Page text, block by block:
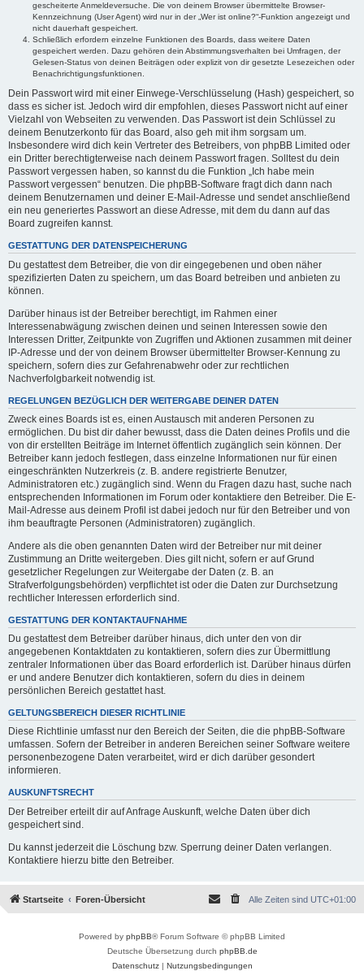
gescheiterte Anmeldeversuche. Die von deinem Browser übermittelte Browser-
Kennzeichnung (User Agent) wird nur in der „Wer ist online?“-Funktion angezeigt und
nicht dauerhaft gespeichert.
Schließlich erfordern einzelne Funktionen des Boards, dass weitere Daten
gespeichert werden. Dazu gehören dein Abstimmungsverhalten bei Umfragen, der
Gelesen-Status von deinen Beiträgen oder explizit von dir gesetzte Lesezeichen oder
Benachrichtigungsfunktionen.
Dein Passwort wird mit einer Einwege-Verschlüsselung (Hash) gespeichert, so
dass es sicher ist. Jedoch wird dir empfohlen, dieses Passwort nicht auf einer
Vielzahl von Webseiten zu verwenden. Das Passwort ist dein Schlüssel zu
deinem Benutzerkonto für das Board, also geh mit ihm sorgsam um.
Insbesondere wird dich kein Vertreter des Betreibers, von phpBB Limited oder
ein Dritter berechtigterweise nach deinem Passwort fragen. Solltest du dein
Passwort vergessen haben, so kannst du die Funktion „Ich habe mein
Passwort vergessen“ benutzen. Die phpBB-Software fragt dich dann nach
deinem Benutzernamen und deiner E-Mail-Adresse und sendet anschließend
ein neu generiertes Passwort an diese Adresse, mit dem du dann auf das
Board zugreifen kannst.
GESTATTUNG DER DATENSPEICHERUNG
Du gestattest dem Betreiber, die von dir eingegebenen und oben näher
spezifizierten Daten zu speichern, um das Board betreiben und anbieten zu
können.
Darüber hinaus ist der Betreiber berechtigt, im Rahmen einer
Interessenabwägung zwischen deinen und seinen Interessen sowie den
Interessen Dritter, Zeitpunkte von Zugriffen und Aktionen zusammen mit deiner
IP-Adresse und der von deinem Browser übermittelter Browser-Kennung zu
speichern, sofern dies zur Gefahrenabwehr oder zur rechtlichen
Nachverfolgbarkeit notwendig ist.
REGELUNGEN BEZÜGLICH DER WEITERGABE DEINER DATEN
Zweck eines Boards ist es, einen Austausch mit anderen Personen zu
ermöglichen. Du bist dir daher bewusst, dass die Daten deines Profils und die
von dir erstellten Beiträge im Internet öffentlich zugänglich sein können. Der
Betreiber kann jedoch festlegen, dass einzelne Informationen nur für einen
eingeschränkten Nutzerkreis (z. B. andere registrierte Benutzer,
Administratoren etc.) zugänglich sind. Wenn du Fragen dazu hast, suche nach
entsprechenden Informationen im Forum oder kontaktiere den Betreiber. Die E-
Mail-Adresse aus deinem Profil ist dabei jedoch nur für den Betreiber und von
ihm beauftragte Personen (Administratoren) zugänglich.
Andere als die oben genannten Daten wird der Betreiber nur mit deiner
Zustimmung an Dritte weitergeben. Dies gilt nicht, sofern er auf Grund
gesetzlicher Regelungen zur Weitergabe der Daten (z. B. an
Strafverfolgungsbehörden) verpflichtet ist oder die Daten zur Durchsetzung
rechtlicher Interessen erforderlich sind.
GESTATTUNG DER KONTAKTAUFNAHME
Du gestattest dem Betreiber darüber hinaus, dich unter den von dir
angegebenen Kontaktdaten zu kontaktieren, sofern dies zur Übermittlung
zentraler Informationen über das Board erforderlich ist. Darüber hinaus dürfen
er und andere Benutzer dich kontaktieren, sofern du dies in deinem
persönlichen Bereich gestattet hast.
GELTUNGSBEREICH DIESER RICHTLINIE
Diese Richtlinie umfasst nur den Bereich der Seiten, die die phpBB-Software
umfassen. Sofern der Betreiber in anderen Bereichen seiner Software weitere
personenbezogene Daten verarbeitet, wird er dich darüber gesondert
informieren.
AUSKUNFTSRECHT
Der Betreiber erteilt dir auf Anfrage Auskunft, welche Daten über dich
gespeichert sind.
Du kannst jederzeit die Löschung bzw. Sperrung deiner Daten verlangen.
Kontaktiere hierzu bitte den Betreiber.
Startseite Foren-Übersicht Alle Zeiten sind UTC+01:00
Powered by phpBB® Forum Software © phpBB Limited
Deutsche Übersetzung durch phpBB.de
Datenschutz| Nutzungsbedingungen